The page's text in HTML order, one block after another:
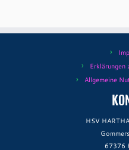
Erklärungen
Allgemeine
HSV
67376